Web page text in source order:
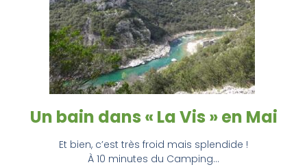
Un bain dans « La Vis » en Mai
Et bien, c’est très froid mais splendide !
À 10 minutes du Camping…